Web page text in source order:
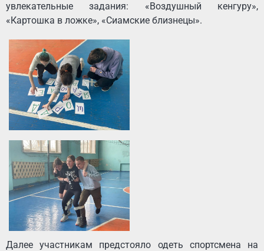
увлекательные задания: «Воздушный кенгуру»,
«Картошка в ложке», «Сиамские близнецы».
Далее участникам предстояло одеть спортсмена на